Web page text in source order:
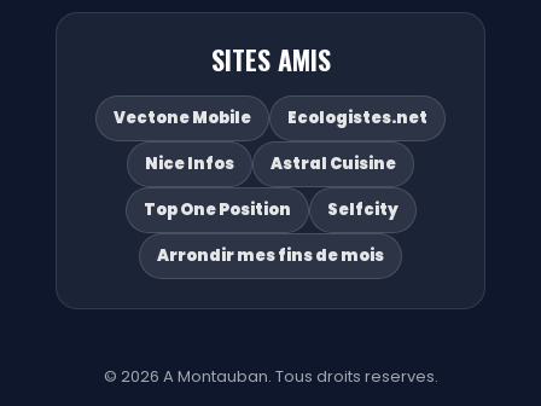
SITES AMIS
Vectone Mobile
Ecologistes.net
Nice Infos
Astral Cuisine
Top One Position
Selfcity
Arrondir mes fins de mois
© 2026 A Montauban. Tous droits reserves.